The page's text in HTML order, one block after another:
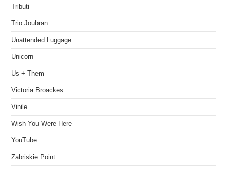
Tributi
Trio Joubran
Unattended Luggage
Unicorn
Us + Them
Victoria Broackes
Vinile
Wish You Were Here
YouTube
Zabriskie Point